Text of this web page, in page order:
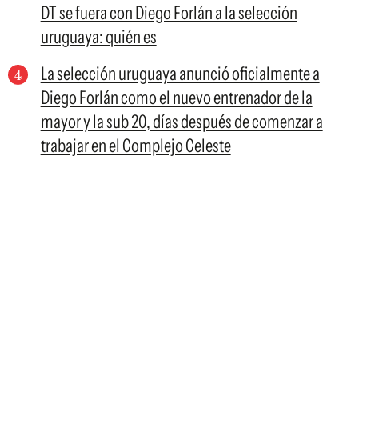
DT se fuera con Diego Forlán a la selección
uruguaya: quién es
La selección uruguaya anunció oficialmente a
Diego Forlán como el nuevo entrenador de la
mayor y la sub 20, días después de comenzar a
trabajar en el Complejo Celeste